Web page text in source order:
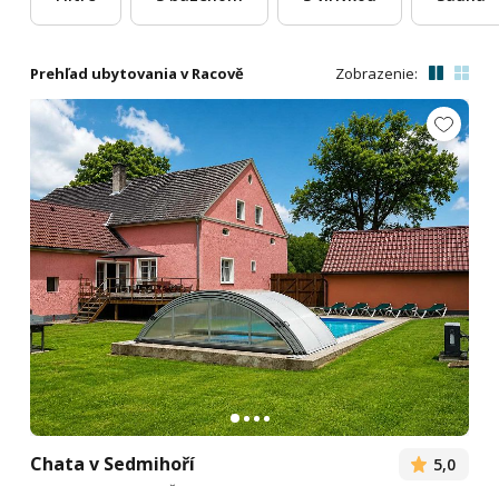
Prehľad ubytovania v Racově Zobrazenie:
Chata v Sedmihoří 5,0